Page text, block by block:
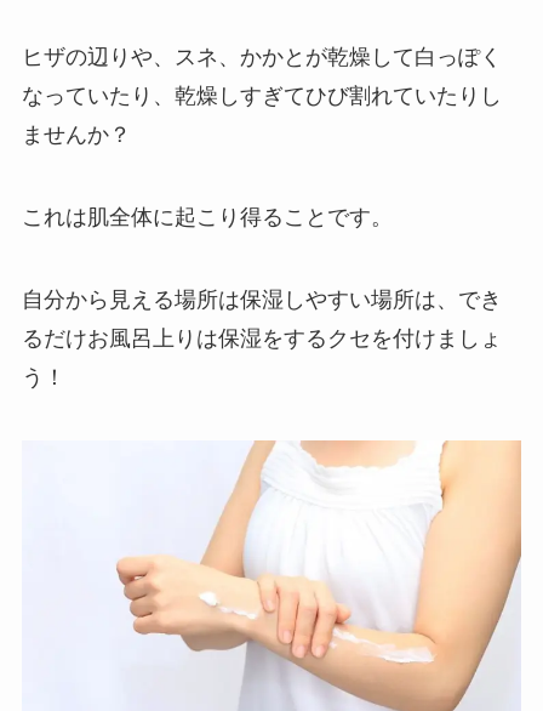
ヒザの辺りや、スネ、かかとが乾燥して白っぽく
なっていたり、乾燥しすぎてひび割れていたりし
ませんか？
これは肌全体に起こり得ることです。
自分から見える場所は保湿しやすい場所は、でき
るだけお風呂上りは保湿をするクセを付けましょ
う！